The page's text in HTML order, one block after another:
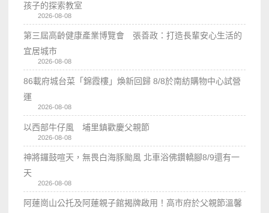
孩子的探索教室
2026-08-08
第三屆高齡健康產業博覽會 張善政：打造長輩安心生活的
宜居城市
2026-08-08
86載府城台菜「錦霞樓」煥新回歸 8/8於南紡購物中心試營
運
2026-08-08
以西部牛仔風 埔里鎮歡慶父親節
2026-08-08
神將鑼鼓喧天，無畏白海豚颱風 北車浴佛鑽轎腳8/9還有一
天
2026-08-08
阿蓮崗山公托及阿蓮親子館揭牌啟用！高市府於父親節溫馨